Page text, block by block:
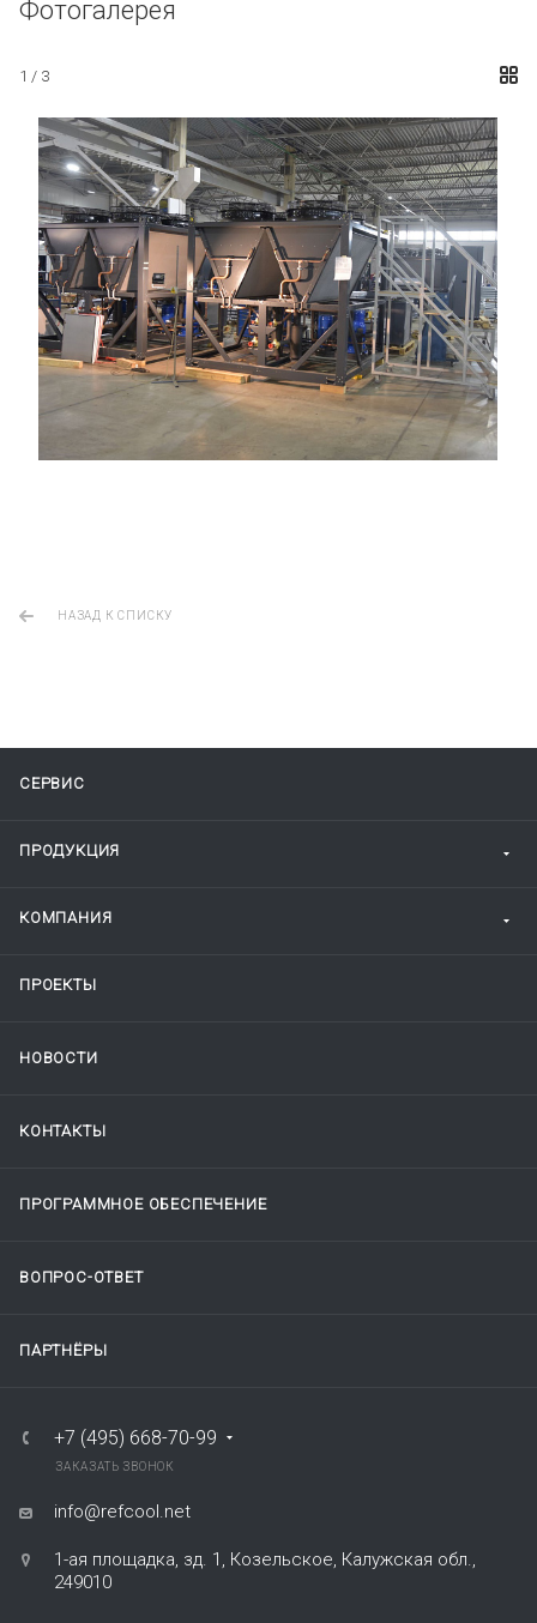
Фотогалерея
1 / 3
НАЗАД К СПИСКУ
СЕРВИС
ПРОДУКЦИЯ
КОМПАНИЯ
ПРОЕКТЫ
НОВОСТИ
КОНТАКТЫ
ПРОГРАММНОЕ ОБЕСПЕЧЕНИЕ
ВОПРОС-ОТВЕТ
ПАРТНЁРЫ
+7 (495) 668-70-99
ЗАКАЗАТЬ ЗВОНОК
info@refcool.net
1-ая площадка, зд. 1, Козельское, Калужская обл.,
249010